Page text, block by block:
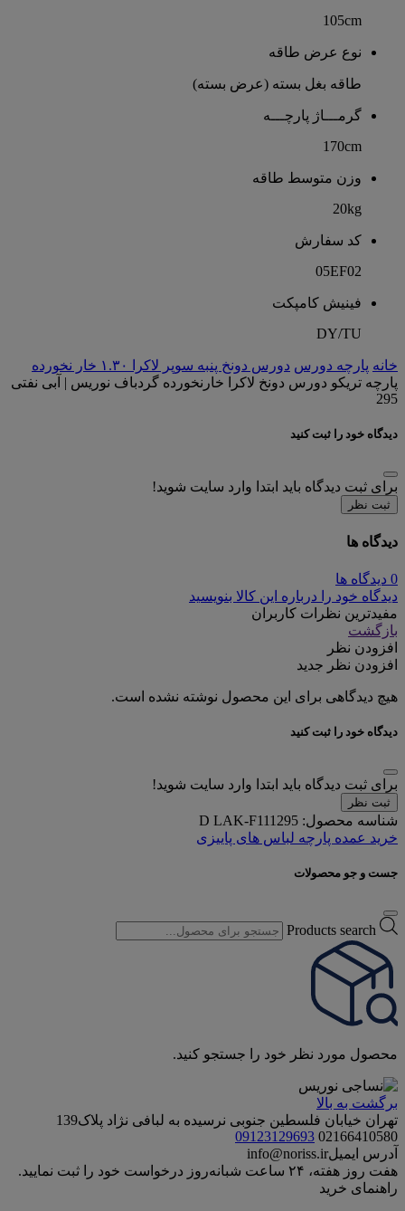
105cm
نوع عرض طاقه
طاقه بغل بسته (عرض بسته)
گرمـــاژ پارچـــه
170cm
وزن متوسط طاقه
20kg
کد سفارش
05EF02
فینیش کامپکت
DY/TU
خانه پارچه دورس دورس دونخ پنبه سوپر لاکرا ۱.۳۰ خار نخورده
پارچه تریکو دورس دونخ لاکرا خارنخورده گردباف نوریس | آبی نفتی
295
دیدگاه خود را ثبت کنید
برای ثبت دیدگاه باید ابتدا وارد سایت شوید!
ثبت نظر
دیدگاه ها
0 دیدگاه ها
دیدگاه خود را درباره این کالا بنویسید
مفیدترین نظرات کاربران
بازگشت
افزودن نظر
افزودن نظر جدید
هیچ دیدگاهی برای این محصول نوشته نشده است.
دیدگاه خود را ثبت کنید
برای ثبت دیدگاه باید ابتدا وارد سایت شوید!
ثبت نظر
شناسه محصول: D LAK-F111295
خرید عمده پارچه لباس های پاییزی
جست و جو محصولات
Products search
محصول مورد نظر خود را جستجو کنید.
برگشت به بالا
تهران خیابان فلسطین جنوبی نرسیده به لبافی نژاد پلاک139
02166410580
09123129693
آدرس ایمیلinfo@noriss.ir
هفت روز هفته، ۲۴ ساعت شبانه‌روز درخواست خود را ثبت نمایید.
راهنمای خرید